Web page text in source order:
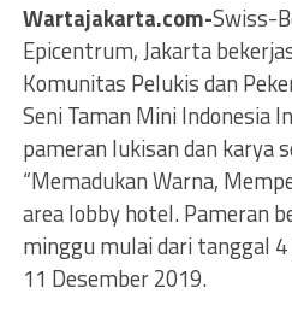
Wartajakarta.com-Swiss-
Epicentrum, Jakarta
Komunitas Pelukis dan
Seni Taman Mini Indonesia
pameran lukisan dan karya
“Memadukan Warna,
arealobby hotel. Pameran
minggu mulai dari tanggal
11 Desember 2019.